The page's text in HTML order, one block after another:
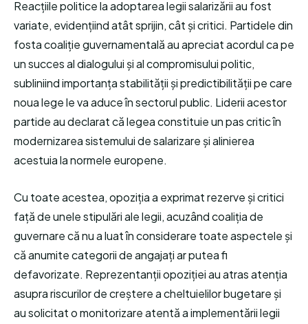
Reacțiile politice la adoptarea legii salarizării au fost
variate, evidențiind atât sprijin, cât și critici. Partidele din
fosta coaliție guvernamentală au apreciat acordul ca pe
un succes al dialogului și al compromisului politic,
subliniind importanța stabilității și predictibilității pe care
noua lege le va aduce în sectorul public. Liderii acestor
partide au declarat că legea constituie un pas critic în
modernizarea sistemului de salarizare și alinierea
acestuia la normele europene.
Cu toate acestea, opoziția a exprimat rezerve și critici
față de unele stipulări ale legii, acuzând coaliția de
guvernare că nu a luat în considerare toate aspectele și
că anumite categorii de angajați ar putea fi
defavorizate. Reprezentanții opoziției au atras atenția
asupra riscurilor de creștere a cheltuielilor bugetare și
au solicitat o monitorizare atentă a implementării legii